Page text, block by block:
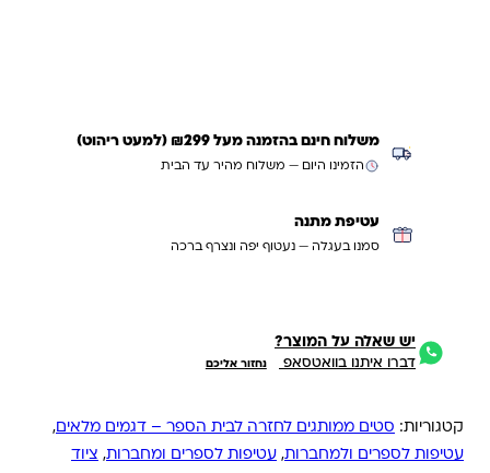
משלוח חינם בהזמנה מעל ₪299 (למעט ריהוט)
הזמינו היום — משלוח מהיר עד הבית
עטיפת מתנה
סמנו בעגלה — נעטוף יפה ונצרף ברכה
יש שאלה על המוצר?
דברו איתנו בוואטסאפ נחזור אליכם
קטגוריות: סטים ממותגים לחזרה לבית הספר – דגמים מלאים,
עטיפות לספרים ולמחברות, עטיפות לספרים ומחברות, ציוד